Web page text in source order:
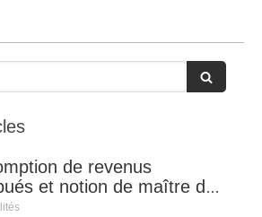
de revenus
et notion de maître de
(CE 8 juillet 2026, n°